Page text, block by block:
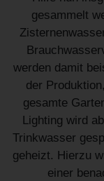
gesammelt
werden damit
der
gesamte
Lighting wird
Trinkwasser
geheizt. Hierzu
einer